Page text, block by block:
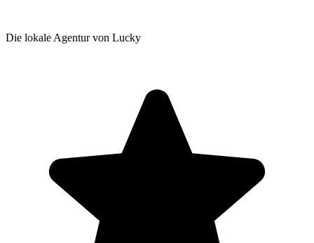
Die lokale Agentur von Lucky